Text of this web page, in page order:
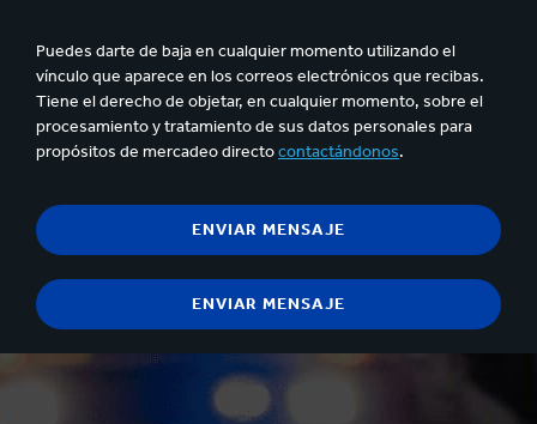
Puedes darte de baja en cualquier momento utilizando el
vínculo que aparece en los correos electrónicos que recibas.
Tiene el derecho de objetar, en cualquier momento, sobre el
procesamiento y tratamiento de sus datos personales para
propósitos de mercadeo directocontactándonos.